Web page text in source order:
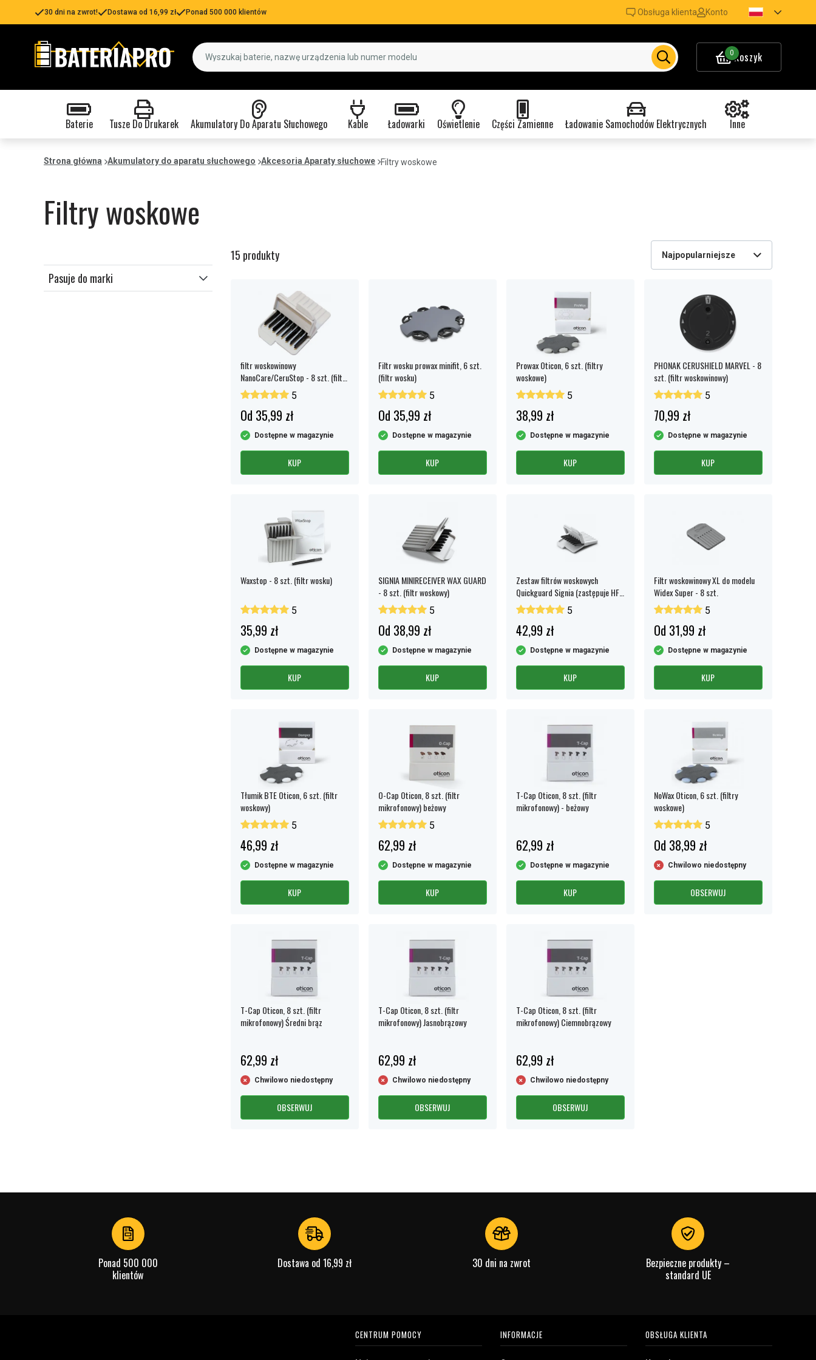
30 dni na zwrot! Dostawa od 16,99 zł Ponad 500 000 klientów Obsługa klienta Konto
0Koszyk
Baterie Tusze Do Drukarek Akumulatory Do Aparatu Słuchowego Kable Ładowarki Oświetlenie Części Zamienne Ładowanie Samochodów Elektrycznych Inne
Strona główna Akumulatory do aparatu słuchowego Akcesoria Aparaty słuchowe Filtry woskowe
Filtry woskowe
Pasuje do marki
15 produkty Najpopularniejsze
filtr woskowinowy
NanoCare/CeruStop - 8 szt. (filtr
woskowinowy) 5
Od 35,99 zł
Dostępne w magazynie
KUP
Filtr wosku prowax minifit, 6 szt.
(filtr wosku)
5
Od 35,99 zł
Dostępne w magazynie
KUP
Prowax Oticon, 6 szt. (filtry
woskowe)
5
38,99 zł
Dostępne w magazynie
KUP
PHONAK CERUSHIELD MARVEL - 8
szt. (filtr woskowinowy)
5
70,99 zł
Dostępne w magazynie
KUP
Waxstop - 8 szt. (filtr wosku)
5
35,99 zł
Dostępne w magazynie
KUP
SIGNIA MINIRECEIVER WAX GUARD
- 8 szt. (filtr woskowy)
5
Od 38,99 zł
Dostępne w magazynie
KUP
Zestaw filtrów woskowych
Quickguard Signia (zastępuje HF4
Pro Czerwony / Niebieski - 8 szt.
(filtr woskowy) 5
42,99 zł
Dostępne w magazynie
KUP
Filtr woskowinowy XL do modelu
Widex Super - 8 szt.
5
Od 31,99 zł
Dostępne w magazynie
KUP
Tłumik BTE Oticon, 6 szt. (filtr
woskowy)
5
46,99 zł
Dostępne w magazynie
KUP
O-Cap Oticon, 8 szt. (filtr
mikrofonowy) beżowy
5
62,99 zł
Dostępne w magazynie
KUP
T-Cap Oticon, 8 szt. (filtr
mikrofonowy) - beżowy
62,99 zł
Dostępne w magazynie
KUP
NoWax Oticon, 6 szt. (filtry
woskowe)
5
Od 38,99 zł
Chwilowo niedostępny
OBSERWUJ
T-Cap Oticon, 8 szt. (filtr
mikrofonowy) Średni brąz
62,99 zł
Chwilowo niedostępny
OBSERWUJ
T-Cap Oticon, 8 szt. (filtr
mikrofonowy) Jasnobrązowy
62,99 zł
Chwilowo niedostępny
OBSERWUJ
T-Cap Oticon, 8 szt. (filtr
mikrofonowy) Ciemnobrązowy
62,99 zł
Chwilowo niedostępny
OBSERWUJ
Ponad 500 000
klientów
Dostawa od 16,99 zł 30 dni na zwrot
Bezpieczne produkty –
standard UE
CENTRUM POMOCY INFORMACJE OBSŁUGA KLIENTA